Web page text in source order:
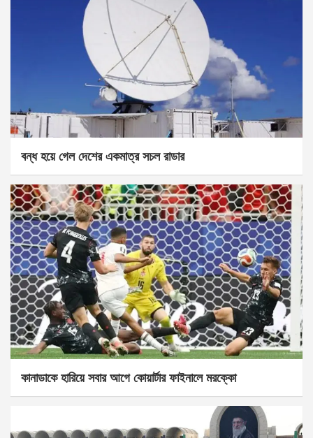
বন্ধ হয়ে গেল দেশের একমাত্র সচল রাডার
কানাডাকে হারিয়ে সবার আগে কোয়ার্টার ফাইনালে মরক্কো